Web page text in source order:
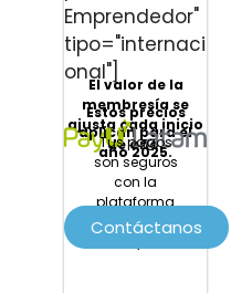
Emprendedor"
tipo="internaci
onal"]El valor de la
membresía se
ajusta cada inicio
de año.
Estos precios
aplican para el
año 2025.
Tus pagos
son seguros
con la
plataforma
de pagos
Contáctanos